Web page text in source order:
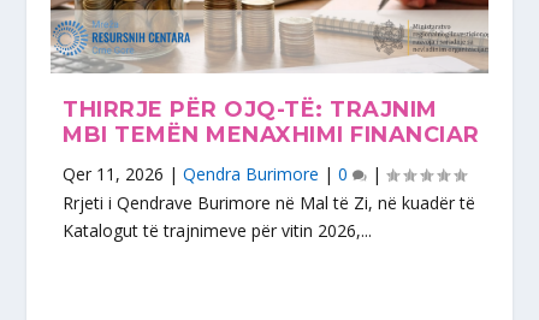
THIRRJE PËR OJQ-TË: TRAJNIM
MBI TEMËN MENAXHIMI FINANCIAR
Qer 11, 2026 |Qendra Burimore |0
|
Rrjeti i Qendrave Burimore në Mal të Zi, në kuadër të
Katalogut të trajnimeve për vitin 2026,...